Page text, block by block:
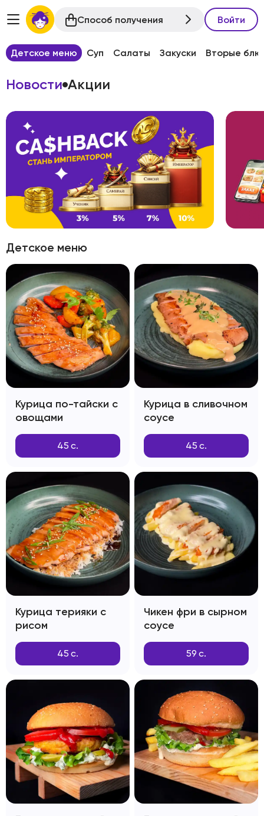
Способ получения Войти
Детское меню Суп Салаты Закуски Вторые
Новости Акции
Детское меню
Курица по-тайски с
овощами
45 с.
Курица в сливочном
соусе
45 с.
Курица терияки с
рисом
45 с.
Чикен фри в сырном
соусе
59 с.